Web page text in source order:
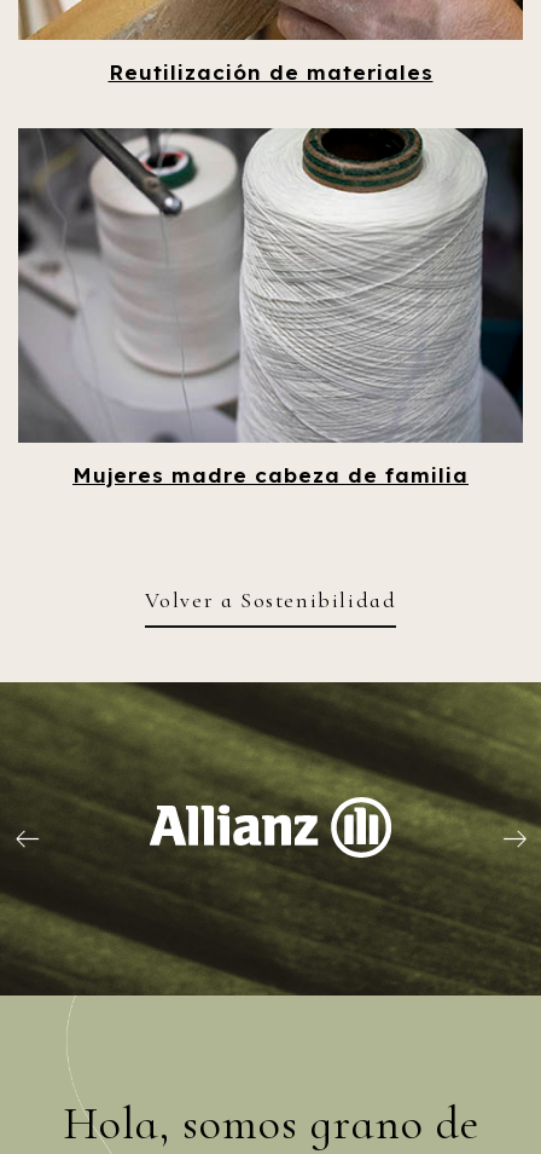
Reutilización de materiales
Mujeres madre cabeza de familia
Volver a Sostenibilidad
Hola, somos grano de